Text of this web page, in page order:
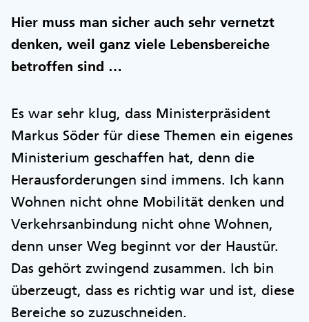
Hier muss man sicher auch sehr vernetzt
denken, weil ganz viele Lebensbereiche
betroffen sind …
Es war sehr klug, dass Ministerpräsident
Markus Söder für diese Themen ein eigenes
Ministerium geschaffen hat, denn die
Herausforderungen sind immens. Ich kann
Wohnen nicht ohne Mobilität denken und
Verkehrsanbindung nicht ohne Wohnen,
denn unser Weg beginnt vor der Haustür.
Das gehört zwingend zusammen. Ich bin
überzeugt, dass es richtig war und ist, diese
Bereiche so zuzuschneiden.